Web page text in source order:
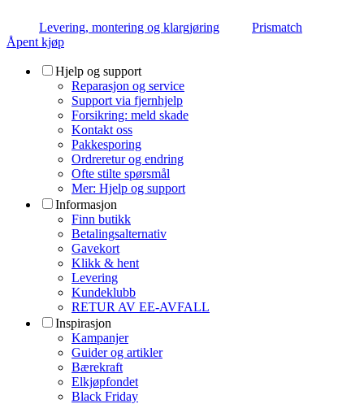
Levering, montering og klargjøring
Prismatch
Åpent kjøp
Hjelp og support
Reparasjon og service
Support via fjernhjelp
Forsikring: meld skade
Kontakt oss
Pakkesporing
Ordreretur og endring
Ofte stilte spørsmål
Mer: Hjelp og support
Informasjon
Finn butikk
Betalingsalternativ
Gavekort
Klikk & hent
Levering
Kundeklubb
RETUR AV EE-AVFALL
Inspirasjon
Kampanjer
Guider og artikler
Bærekraft
Elkjøpfondet
Black Friday